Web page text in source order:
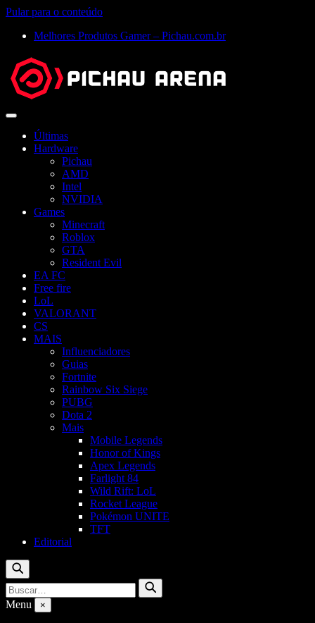
Pular para o conteúdo
Melhores Produtos Gamer – Pichau.com.br
Abrir
Últimas
Hardware
Pichau
AMD
Intel
NVIDIA
Games
Minecraft
Roblox
GTA
Resident Evil
EA FC
Free fire
LoL
VALORANT
CS
MAIS
Influenciadores
Guias
Fortnite
Rainbow Six Siege
PUBG
Dota 2
Mais
Mobile Legends
Honor of Kings
Apex Legends
Farlight 84
Wild Rift: LoL
Rocket League
Pokémon UNITE
TFT
Editorial
Buscar
Buscar
por:
Buscar
Menu ×